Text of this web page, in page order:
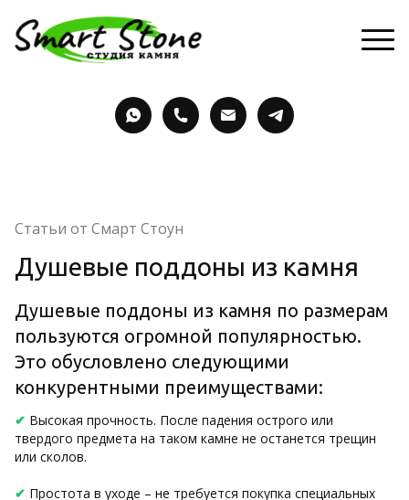
Статьи от Смарт Стоун
Душевые поддоны из камня
Душевые поддоны из камня по размерам
пользуются огромной популярностью.
Это обусловлено следующими
конкурентными преимуществами:
✔ Высокая прочность. После падения острого или
твердого предмета на таком камне не останется трещин
или сколов.
✔ Простота в уходе – не требуется покупка специальных